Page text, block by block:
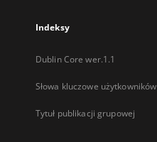
Indeksy
Dublin Core wer.1.1
Słowa kluczowe użytkowników
Tytuł publikacji grupowej